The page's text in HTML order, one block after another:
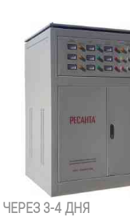
ЧЕРЕЗ 3-4 ДНЯ